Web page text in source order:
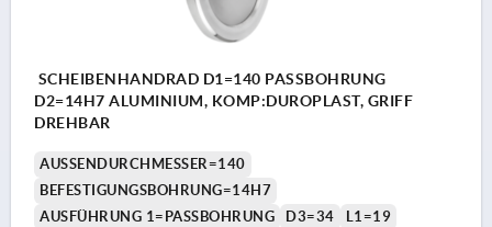
SCHEIBENHANDRAD D1=140 PASSBOHRUNG
D2=14H7 ALUMINIUM, KOMP:DUROPLAST, GRIFF
DREHBAR
AUSSENDURCHMESSER=140
BEFESTIGUNGSBOHRUNG=14H7
AUSFÜHRUNG 1=PASSBOHRUNG
D3=34
L1=19